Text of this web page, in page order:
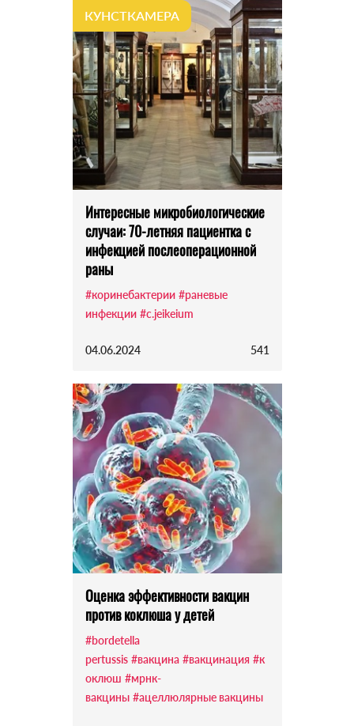
КУНСТКАМЕРА
Интересные микробиологические
случаи: 70-летняя пациентка с
инфекцией послеоперационной
раны
#коринебактерии #раневые
инфекции #c.jeikeium
04.06.2024 541
Оценка эффективности вакцин
против коклюша у детей
#bordetella
pertussis #вакцина #вакцинация #к
оклюш #мрнк-
вакцины #ацеллюлярные вакцины